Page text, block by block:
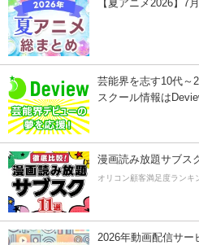
【夏アニメ2026】7
芸能界を志す10代～
スクール情報は
漫画読み放題サブス
オリコン顧客満足度ランキ
2026年動画配信サー